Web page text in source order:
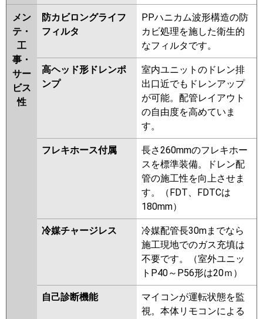
メン
テ・
工
事・
サー
ビス
性
防カビロングライフ
フィルタ
PPハニカム波形構造の防
カビ処理を施した衛生的
なフィルタです。
高ヘッド形ドレンポ
ンプ
室内ユニットのドレン排
出口近でもドレンアップ
が可能。配管レイアウト
の自由度を高めていま
す。
フレキホース付属
長さ260mmのフレキホー
スを標準装備。ドレン配
管の施工性を向上させま
す。（FDT、FDTCは
180mm）
冷媒チャージレス
冷媒配管長30mまでなら
施工現地でのガス充填は
不要です。（室外ユニッ
トP40～P56形は20ｍ）
自己診断機能
マイコンが運転状態を監
視。本体リモコンによる